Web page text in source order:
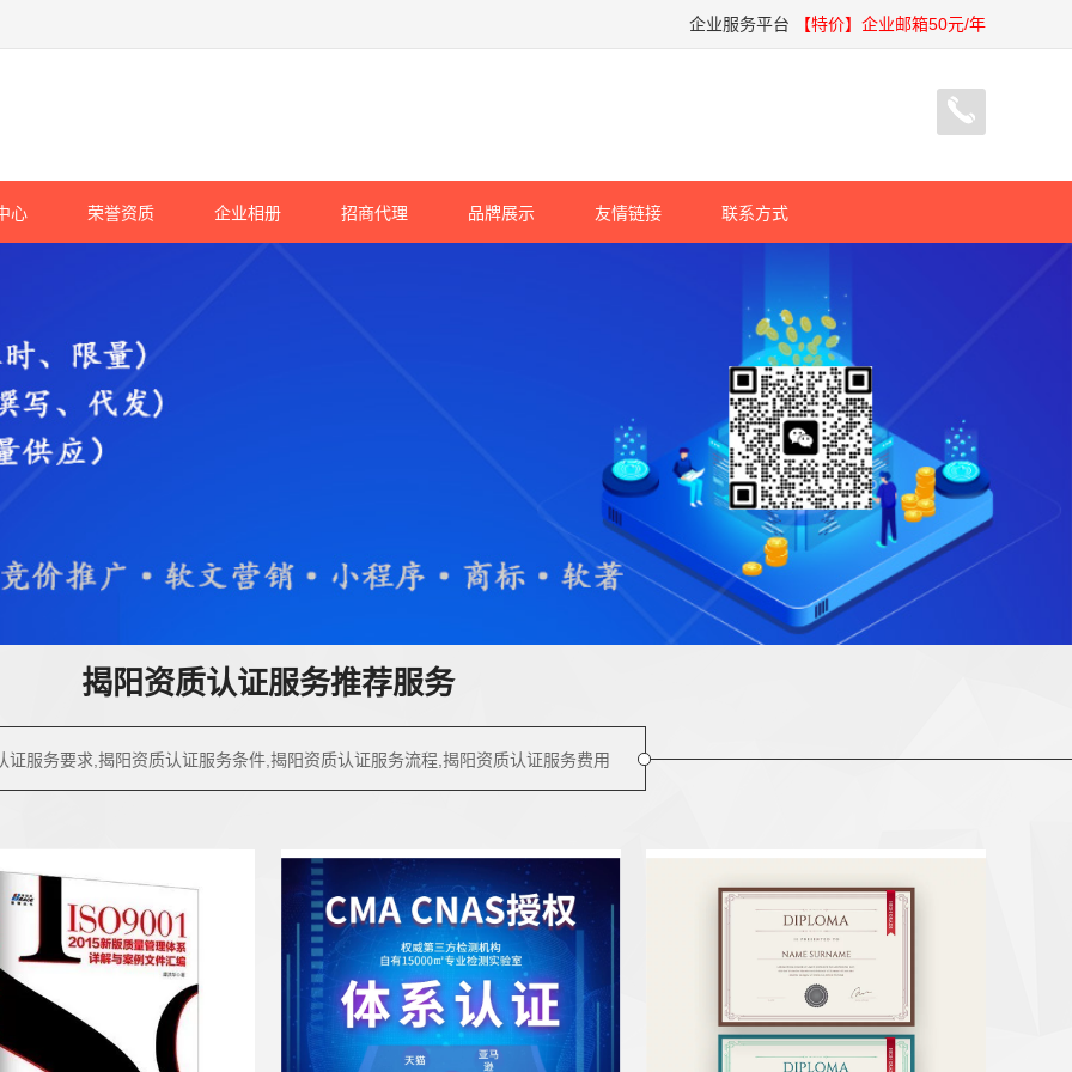
企业服务平台 【特价】企业邮箱50元/年
心 荣誉资质 企业相册 招商代理 品牌展示 友情链接 联系方式
揭阳资质认证服务推荐服务
证服务要求,揭阳资质认证服务条件,揭阳资质认证服务流程,揭阳资质认证服务费用